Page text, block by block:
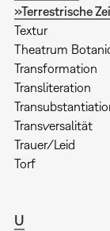
»Terrestrische
Textur
Theatrum
Transformation
Transliteration
Transversalität
Trauer/Leid
Torf
U